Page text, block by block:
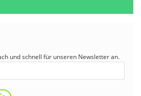
und schnell für unseren Newsletter an.